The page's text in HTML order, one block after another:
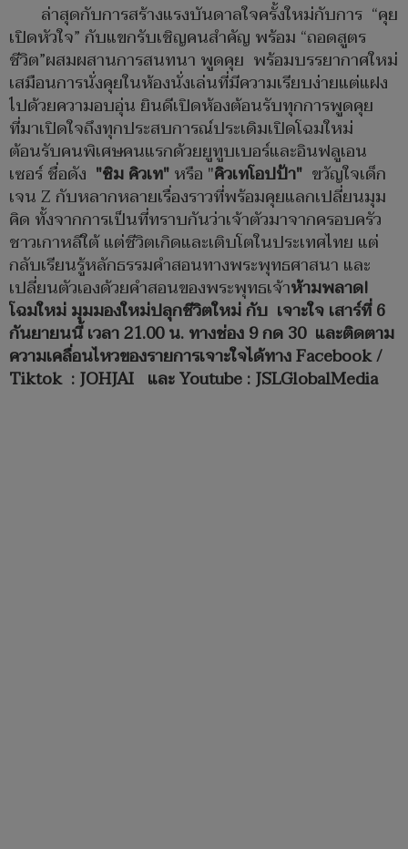
ล่าสุดกับการสร้างแรงบันดาลใจครั้งใหม่กับการ “คุย
เปิดหัวใจ” กับแขกรับเชิญคนสำคัญ พร้อม “ถอดสูตร
ชีวิต”ผสมผสานการสนทนา พูดคุย พร้อมบรรยากาศใหม่
เสมือนการนั่งคุยในห้องนั่งเล่นที่มีความเรียบง่ายแต่แฝง
ไปด้วยความอบอุ่น ยินดีเปิดห้องต้อนรับทุกการพูดคุย
ที่มาเปิดใจถึงทุกประสบการณ์ประเดิมเปิดโฉมใหม่
ต้อนรับคนพิเศษคนแรกด้วยยูทูบเบอร์และอินฟลูเอน
เซอร์ ชื่อดัง "ซิม คิวเท"หรือ "คิวเทโอปป้า" ขวัญใจเด็ก
เจน Z กับหลากหลายเรื่องราวที่พร้อมคุยแลกเปลี่ยนมุม
คิด ทั้งจากการเป็นที่ทราบกันว่าเจ้าตัวมาจากครอบครัว
ชาวเกาหลีใต้ แต่ชีวิตเกิดและเติบโตในประเทศไทย แต่
กลับเรียนรู้หลักธรรมคำสอนทางพระพุทธศาสนา และ
เปลี่ยนตัวเองด้วยคำสอนของพระพุทธเจ้าห้ามพลาด!
โฉมใหม่ มุมมองใหม่ปลุกชีวิตใหม่ กับ เจาะใจ เสาร์ที่ 6
กันยายนนี้ เวลา 21.00 น. ทางช่อง 9 กด 30 และติดตาม
ความเคลื่อนไหวของรายการเจาะใจได้ทาง Facebook /
Tiktok : JOHJAI และ Youtube : JSLGlobalMedia